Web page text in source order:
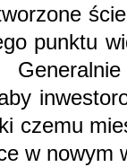
punktu
czemu
w nowym